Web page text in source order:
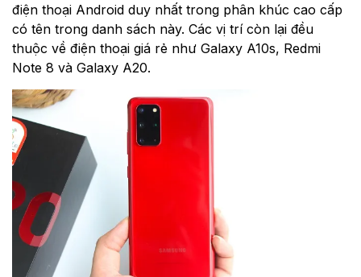
điện thoại Android duy nhất trong phân khúc cao cấp
có tên trong danh sách này. Các vị trí còn lại đều
thuộc về điện thoại giá rẻ như Galaxy A10s, Redmi
Note 8 và Galaxy A20.